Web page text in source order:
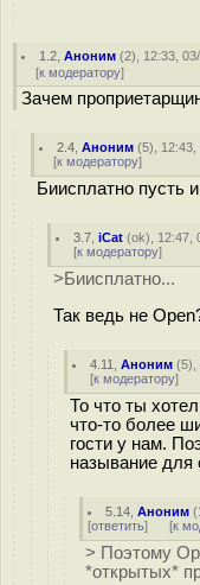
1.2 ,Аноним (2), 12:33,
[к модератору]
Зачем
2.4 ,Аноним (5), 12:43,
[к модератору]
Биисплатно пусть
3.7 ,iCat (ok), 12:47,
[к модератору]
>Биисплатно...
Так ведь не
4.11 ,Аноним (5),
[к модератору]
То что ты
что-то более
гости у нам.
называние для
5.14 ,Аноним (
[ответить] [к
> Поэтому
*открытых*